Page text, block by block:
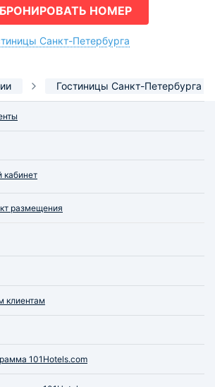
НОМЕР
Санкт-Петербурга
Гостиницы Санкт-Петербурга
кабинет
размещения
клиентам
101Hotels.com